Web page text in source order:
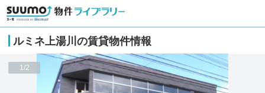
ルミネ上湯川の賃貸物件情報
1/2